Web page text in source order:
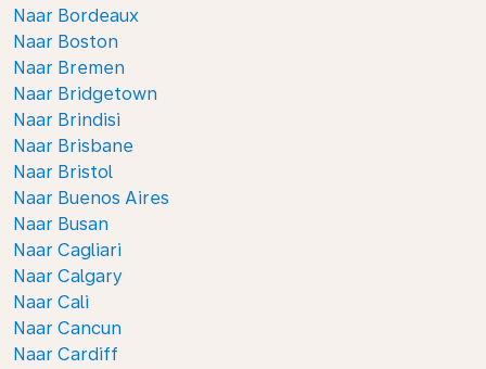
Naar Bordeaux
Naar Boston
Naar Bremen
Naar Bridgetown
Naar Brindisi
Naar Brisbane
Naar Bristol
Naar Buenos Aires
Naar Busan
Naar Cagliari
Naar Calgary
Naar Cali
Naar Cancun
Naar Cardiff